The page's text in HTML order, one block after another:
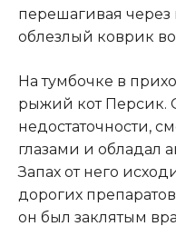
перешагивая через
облезлый коврик
На тумбочке в
рыжий кот Персик.
недостаточности,
глазами и обладал
Запах от него
дорогих
он был заклятым